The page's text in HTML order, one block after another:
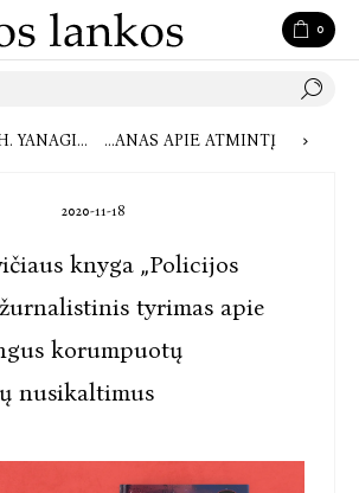
0
GYVENIMAS“ – JAU LIETUVIŠKAI NAUJA KAZUO ISHIGURO KNYGA „PALAIDOTAS MILŽINAS“ – METAFORIŠKAS IR MISTIŠKAS ROMANAS APIE ATMINTĮ
2020-11-18
knyga „Policijos
tyrimas apie
korumpuotų
nusikaltimus